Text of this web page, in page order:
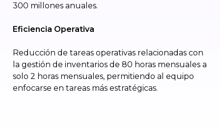
300 millones anuales.
Eficiencia Operativa
Reducción de tareas operativas relacionadas con
la gestión de inventarios de 80 horas mensuales a
solo 2 horas mensuales, permitiendo al equipo
enfocarse en tareas más estratégicas.